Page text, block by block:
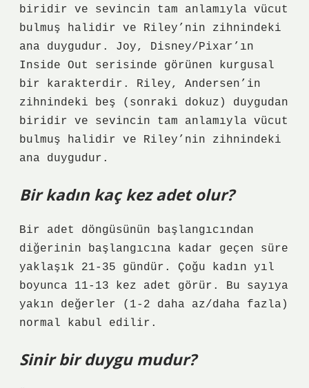
biridir ve sevincin tam anlamıyla vücut
bulmuş halidir ve Riley’nin zihnindeki
ana duygudur. Joy, Disney/Pixar’ın
Inside Out serisinde görünen kurgusal
bir karakterdir. Riley, Andersen’in
zihnindeki beş (sonraki dokuz) duygudan
biridir ve sevincin tam anlamıyla vücut
bulmuş halidir ve Riley’nin zihnindeki
ana duygudur.
Bir kadın kaç kez adet olur?
Bir adet döngüsünün başlangıcından
diğerinin başlangıcına kadar geçen süre
yaklaşık 21-35 gündür. Çoğu kadın yıl
boyunca 11-13 kez adet görür. Bu sayıya
yakın değerler (1-2 daha az/daha fazla)
normal kabul edilir.
Sinir bir duygu mudur?